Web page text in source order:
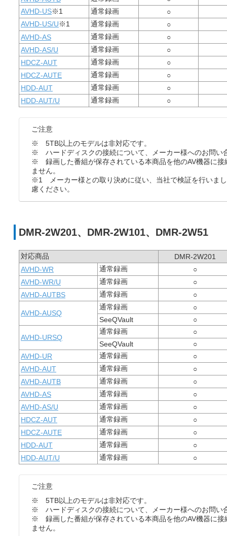
AVHD-US※1 通常録画 ○
AVHD-US/U※1 通常録画 ○
AVHD-AS
通常録画 ○
AVHD-AS/U
通常録画 ○
HDCZ-AUT
通常録画 ○
HDCZ-AUTE
通常録画 ○
HDD-AUT
通常録画 ○
HDD-AUT/U
通常録画 ○
ご注意
※ 5TB以上のモデルは非対応です。
※ ハードディスクの接続について、メーカー様へのお問い
※ 録画した番組が保存されている本商品を他のAV機器に接
ません。
※1 メーカー様との取り決めに従い、当社で検証を行いま
慮ください。
DMR-2W201、DMR-2W101、DMR-2W51
対応商品
DMR-2W201
AVHD-WR
通常録画
○
AVHD-WR/U
通常録画
○
AVHD-AUTBS
通常録画 ○
AVHD-AUSQ
通常録画
○
SeeQVault
○
AVHD-URSQ
通常録画
○
SeeQVault
○
AVHD-UR
通常録画
○
AVHD-AUT
通常録画
○
AVHD-AUTB
通常録画
○
AVHD-AS
通常録画
○
AVHD-AS/U
通常録画
○
HDCZ-AUT
通常録画
○
HDCZ-AUTE
通常録画
○
HDD-AUT
通常録画
○
HDD-AUT/U
通常録画 ○
ご注意
※ 5TB以上のモデルは非対応です。
※ ハードディスクの接続について、メーカー様へのお問い
※ 録画した番組が保存されている本商品を他のAV機器に接
ません。